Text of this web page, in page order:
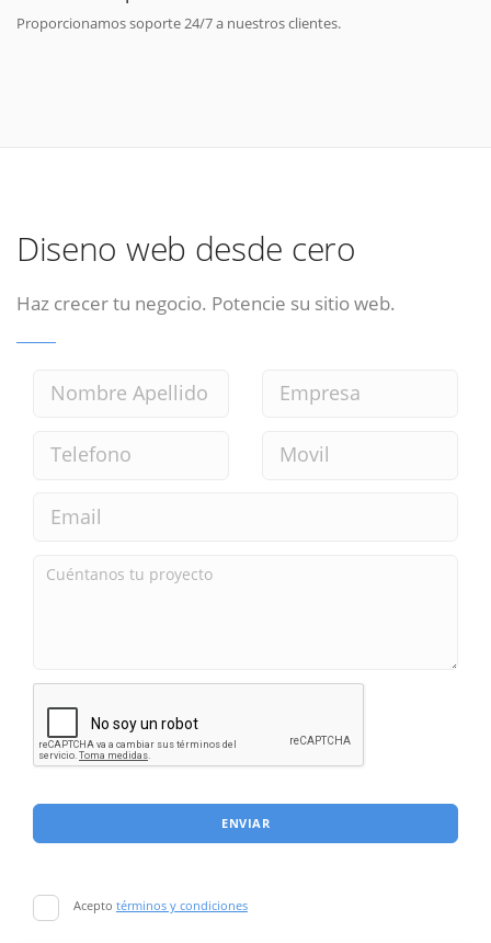
Proporcionamos soporte 24/7 a nuestros clientes.
Diseno web desde cero
Haz crecer tu negocio. Potencie su sitio web.
ENVIAR
Acepto términos y condiciones